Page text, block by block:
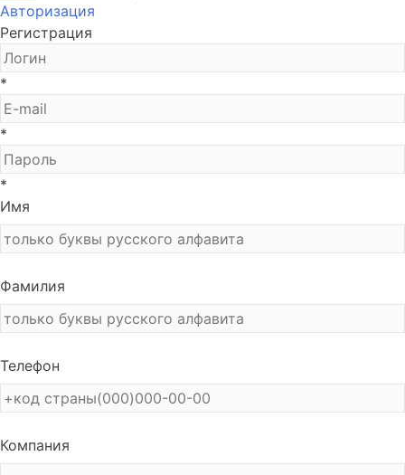
Авторизация
Регистрация
*
*
*
Имя
Фамилия
Телефон
Компания